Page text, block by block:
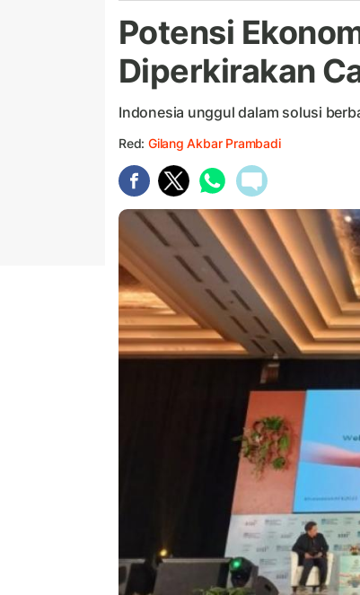
Potensi
Diperkirakan
Indonesia unggul dalam solusi
Red: Gilang Akbar Prambadi